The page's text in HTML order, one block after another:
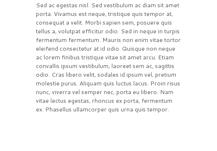
Sed ac egestas nisl. Sed vestibulum ac diam sit amet
porta. Vivamus est neque, tristique quis tempor at,
consequat a velit. Morbi sapien sem, posuere quis
tellus a, volutpat efficitur odio. Sed in neque in turpis
fermentum fermentum. Mauris non enim vitae tortor
eleifend consectetur at id odio. Quisque non neque
ac lorem finibus tristique vitae sit amet arcu. Etiam
convallis ipsum vestibulum, laoreet sem ac, sagittis
odio. Cras libero velit, sodales id ipsum vel, pretium
molestie purus. Aliquam quis luctus lacus. Proin risus
nunc, viverra vel semper nec, porta eu libero. Nam
vitae lectus egestas, rhoncus ex porta, fermentum
ex. Phasellus ullamcorper quis urna quis tempor.